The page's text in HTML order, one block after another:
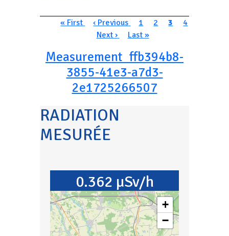
Pagination
Première page
« First Page précédente
‹ Previous Page
1 Page
2 Page courante
3 Page
4
Page suivante
Next › Dernière page
Last »
Measurement_ffb394b8-
3855-41e3-a7d3-
2e1725266507
RADIATION
MESURÉE
0.362 µSv/h
+
−